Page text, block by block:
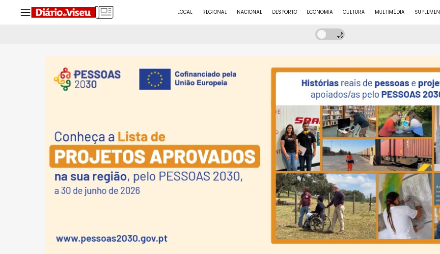
LOCAL REGIONAL NACIONAL DESPORTO ECONOMIA CULTURA MULTIMÉDIA